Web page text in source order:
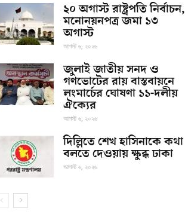
২০ অগাস্ট রাষ্ট্রপতি নির্বাচন,
মনোনয়নপত্র জমা ১৩
অগাস্ট
আগস্ট ৬, ২০২৬
জুলাই জাতীয় সনদ ও
গণভোটের রায় বাস্তবায়নে
লংমার্চের ঘোষণা ১১-দলীয়
ঐক্যের
আগস্ট ৬, ২০২৬
দিল্লিতে শেখ হাসিনাকে কথা
বলতে দেওয়ায় ক্ষুব্ধ ঢাকা
আগস্ট ৬, ২০২৬